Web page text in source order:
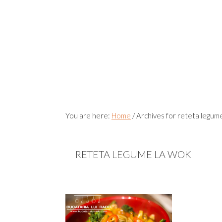
You are here: Home /Archives for reteta
RETETA LEGUME LA WOK